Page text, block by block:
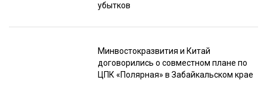
убытков
Минвостокразвития и Китай
договорились о совместном плане по
ЦПК «Полярная» в Забайкальском крае